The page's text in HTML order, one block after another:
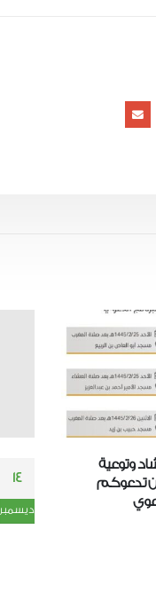
بشرق
والإرشاد
نجران, أمس, دورة
12
سبتمبر